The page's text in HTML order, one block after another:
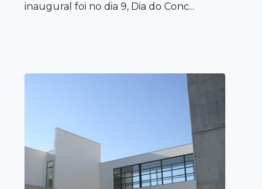
inaugural foi no dia 9, Dia do Conc...